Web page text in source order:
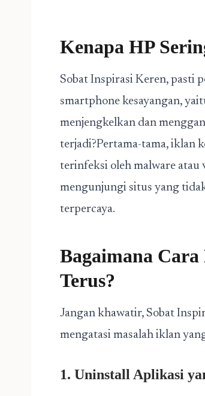
Kenapa HP
Sobat Inspirasi Keren, pasti
smartphone kesayangan,
menjengkelkan dan
terjadi?Pertama-tama, iklan
terinfeksi oleh malware atau
mengunjungi situs yang
terpercaya.
Bagaimana
Terus?
Jangan khawatir, Sobat
mengatasi masalah iklan
1. Uninstall Aplikasi